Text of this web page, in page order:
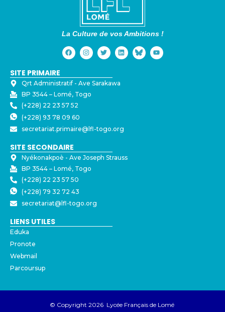
La Culture de vos Ambitions !
SITE PRIMAIRE
Qrt Administratif - ⁠Ave Sarakawa
BP 3544 – Lomé, Togo
(+228) 22 23 57 52
(+228) 93 78 09 60
secretariat.primaire@lfl-togo.org
SITE SECONDAIRE
Nyékonakpoè - ⁠Ave Joseph Strauss
BP 3544 – Lomé, Togo
(+228) 22 23 57 50
(+228) 79 32 72 43
secretariat@lfl-togo.org
LIENS UTILES
Eduka
Pronote
Webmail
Parcoursup
© Copyright 2026 Lycée Français de Lomé